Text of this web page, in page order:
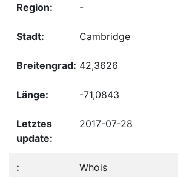
-
Cambridge
42,3626
-71,0843
2017-07-28
Whois